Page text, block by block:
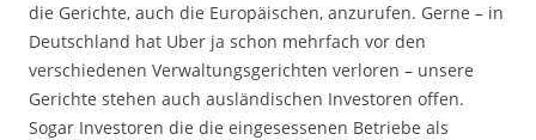
die Gerichte, auch die Europäischen, anzurufen. Gerne – in
Deutschland hat Uber ja schon mehrfach vor den
verschiedenen Verwaltungsgerichten verloren – unsere
Gerichte stehen auch ausländischen Investoren offen.
Sogar Investoren die die eingesessenen Betriebe als